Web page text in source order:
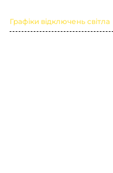
Графіки відключень світла